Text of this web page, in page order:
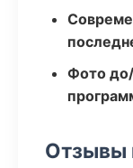
Фото
Отзывы